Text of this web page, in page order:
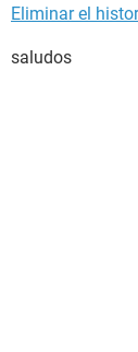
Eliminar el
saludos